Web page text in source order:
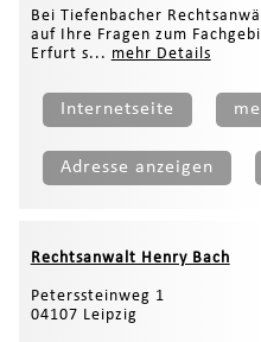
Bei Tiefenbacher
auf Ihre Fragen zum
Erfurt s... mehr Details
Internetseite
Adresse anzeigen
Rechtsanwalt Henry Bach
Peterssteinweg 1
04107 Leipzig